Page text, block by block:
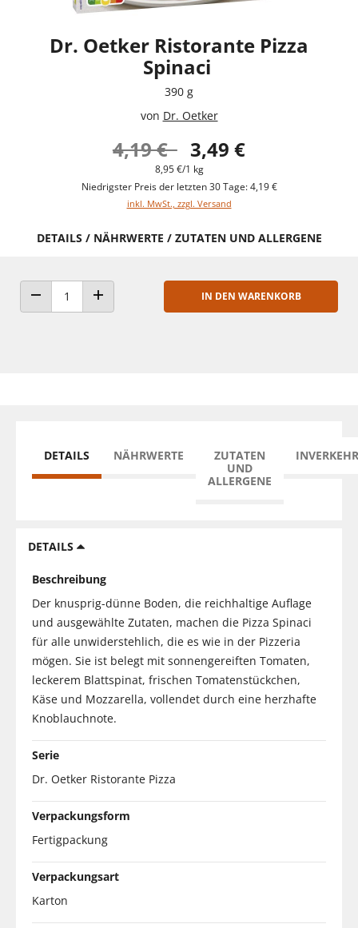
Dr. Oetker Ristorante Pizza
Spinaci
390 g
von Dr. Oetker
4,19 € 3,49 €
8,95 €/1 kg
Niedrigster Preis der letzten 30 Tage: 4,19 €
inkl. MwSt., zzgl. Versand
DETAILS / NÄHRWERTE / ZUTATEN UND ALLERGENE
ANZAHL VERRINGERNANZAHL ERHÖHEN
IN DEN WARENKORB
DETAILS NÄHRWERTE
ZUTATEN
UND
ALLERGENE
DETAILS
Beschreibung
Der knusprig-dünne Boden, die reichhaltige Auflage
und ausgewählte Zutaten, machen die Pizza Spinaci
für alle unwiderstehlich, die es wie in der Pizzeria
mögen. Sie ist belegt mit sonnengereiften Tomaten,
leckerem Blattspinat, frischen Tomatenstückchen,
Käse und Mozzarella, vollendet durch eine herzhafte
Knoblauchnote.
Serie
Dr. Oetker Ristorante Pizza
Verpackungsform
Fertigpackung
Verpackungsart
Karton